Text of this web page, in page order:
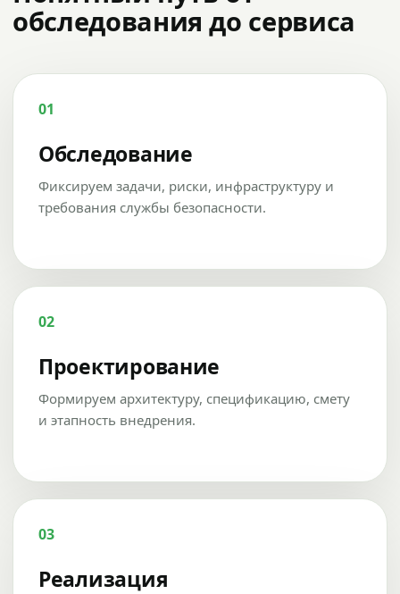
обследования до сервиса
01
Обследование
Фиксируем задачи, риски, инфраструктуру и
требования службы безопасности.
02
Проектирование
Формируем архитектуру, спецификацию, смету
и этапность внедрения.
03
Реализация